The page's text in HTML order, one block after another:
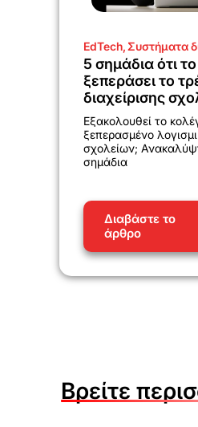
EdTech,Συστήματα
5 σημάδια ότι
ξεπεράσει το
διαχείρισης
Εξακολουθεί το
ξεπερασμένο
σχολείων;
σημάδια
Διαβάστε το
άρθρο
Βρείτε